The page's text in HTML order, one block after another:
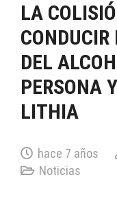
LA
DEL
PERSONA
LITHIA
hace 7 años
Noticias